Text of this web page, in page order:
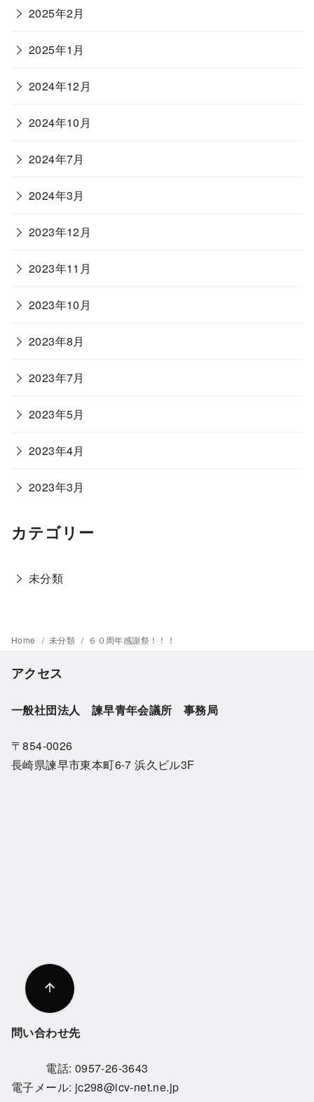
2025年2月
2025年1月
2024年12月
2024年10月
2024年7月
2024年3月
2023年12月
2023年11月
2023年10月
2023年8月
2023年7月
2023年5月
2023年4月
2023年3月
カテゴリー
未分類
Home 未分類 ６０周年感謝祭！！！
アクセス
一般社団法人 諫早青年会議所 事務局
〒854-0026
長崎県諫早市東本町6-7 浜久ビル3F
問い合わせ先
電話: 0957-26-3643
電子メール: jc298@icv-net.ne.jp